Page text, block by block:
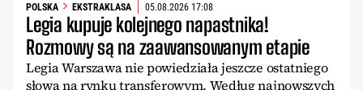
POLSKA EKSTRAKLASA 05.08.2026 17:08
Legia kupuje kolejnego napastnika!
Rozmowy są na zaawansowanym etapie
Legia Warszawa nie powiedziała jeszcze ostatniego
słowa na rynku transferowym. Według najnowszych